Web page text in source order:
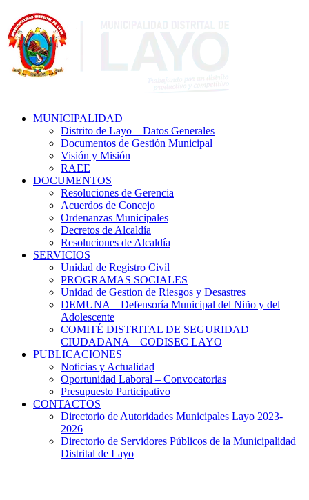
MUNICIPALIDAD
Distrito de Layo – Datos Generales
Documentos de Gestión Municipal
Visión y Misión
RAEE
DOCUMENTOS
Resoluciones de Gerencia
Acuerdos de Concejo
Ordenanzas Municipales
Decretos de Alcaldía
Resoluciones de Alcaldía
SERVICIOS
Unidad de Registro Civil
PROGRAMAS SOCIALES
Unidad de Gestion de Riesgos y Desastres
DEMUNA – Defensoría Municipal del Niño y del
Adolescente
COMITÉ DISTRITAL DE SEGURIDAD
CIUDADANA – CODISEC LAYO
PUBLICACIONES
Noticias y Actualidad
Oportunidad Laboral – Convocatorias
Presupuesto Participativo
CONTACTOS
Directorio de Autoridades Municipales Layo 2023-
2026
Directorio de Servidores Públicos de la Municipalidad
Distrital de Layo